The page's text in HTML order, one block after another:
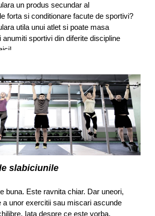
un produs secundar al
forta si conditionare facute de sportivi?
utila unui atlet si poate masa
anumiti sportivi din diferite discipline
slabiciunile
buna. Este ravnita chiar. Dar uneori,
a unor exercitii sau miscari ascunde
Iata despre ce este vorba.